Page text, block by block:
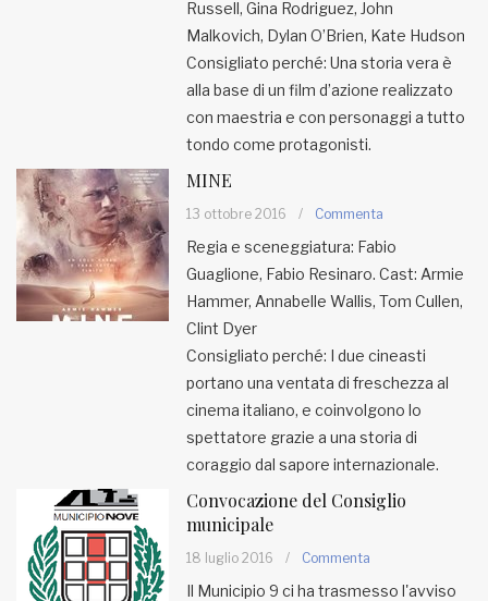
Imbonati, 89 20159 Milano (Italia)
Informativa sulla privacy
Russell, Gina Rodriguez, John
Malkovich, Dylan O’Brien, Kate Hudson
Consigliato perché: Una storia vera è
alla base di un film d’azione realizzato
con maestria e con personaggi a tutto
tondo come protagonisti.
MINE
13 ottobre 2016 / Commenta
Regia e sceneggiatura: Fabio
Guaglione, Fabio Resinaro. Cast: Armie
Hammer, Annabelle Wallis, Tom Cullen,
Clint Dyer
Consigliato perché: I due cineasti
portano una ventata di freschezza al
cinema italiano, e coinvolgono lo
spettatore grazie a una storia di
coraggio dal sapore internazionale.
Convocazione del Consiglio
municipale
18 luglio 2016 / Commenta
Il Municipio 9 ci ha trasmesso l'avviso